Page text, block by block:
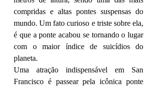
compridas e altas pontes suspensas do
mundo. Um fato curioso e triste sobre ela,
é que a ponte acabou se tornando o lugar
com o maior índice de suicídios do
planeta.
Uma atração indispensável em San
Francisco é passear pela icônica ponte